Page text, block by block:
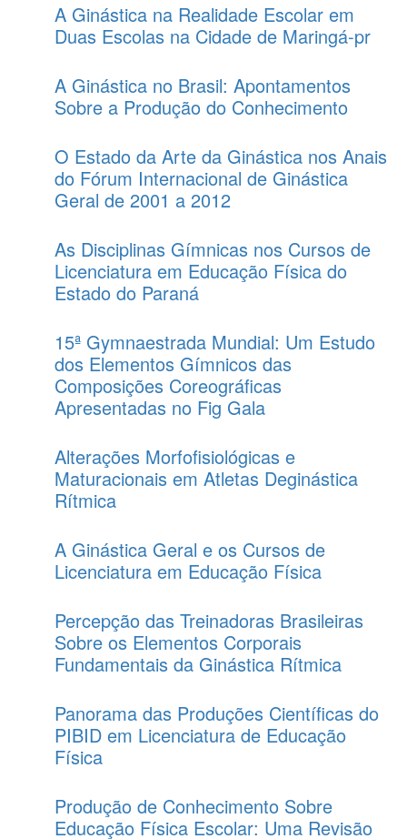
A Ginástica na Realidade Escolar em
Duas Escolas na Cidade de Maringá-pr
A Ginástica no Brasil: Apontamentos
Sobre a Produção do Conhecimento
O Estado da Arte da Ginástica nos Anais
do Fórum Internacional de Ginástica
Geral de 2001 a 2012
As Disciplinas Gímnicas nos Cursos de
Licenciatura em Educação Física do
Estado do Paraná
15ª Gymnaestrada Mundial: Um Estudo
dos Elementos Gímnicos das
Composições Coreográficas
Apresentadas no Fig Gala
Alterações Morfofisiológicas e
Maturacionais em Atletas Deginástica
Rítmica
A Ginástica Geral e os Cursos de
Licenciatura em Educação Física
Percepção das Treinadoras Brasileiras
Sobre os Elementos Corporais
Fundamentais da Ginástica Rítmica
Panorama das Produções Científicas do
PIBID em Licenciatura de Educação
Física
Produção de Conhecimento Sobre
Educação Física Escolar: Uma Revisão